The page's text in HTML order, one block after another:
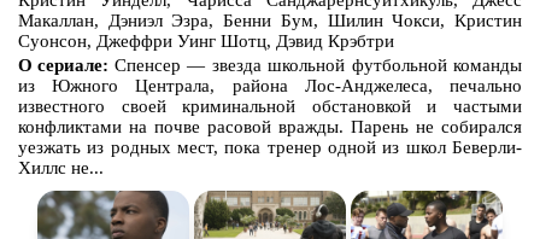
Макаллан, Дэниэл Эзра, Бенни Бум, Шилин Чокси, Кристин
Суонсон, Джеффри Уинг Шотц, Дэвид Крэбтри
О сериале: Спенсер — звезда школьной футбольной команды
из Южного Централа, района Лос-Анджелеса, печально
известного своей криминальной обстановкой и частыми
конфликтами на почве расовой вражды. Парень не собирался
уезжать из родных мест, пока тренер одной из школ Беверли-
Хиллс не...